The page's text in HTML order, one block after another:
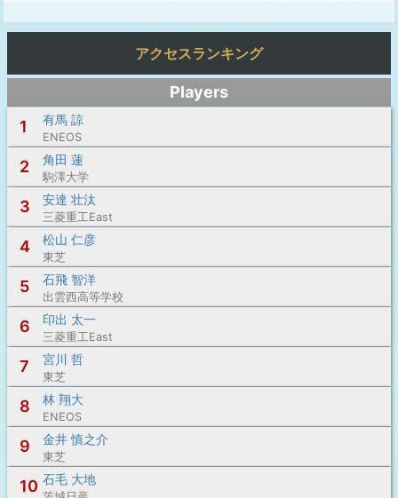
アクセスランキング
Players
1
有馬 諒
ENEOS
2 角田 蓮
駒澤大学
3 安達 壮汰
三菱重工East
4 松山 仁彦
東芝
5 石飛 智洋
出雲西高等学校
6 印出 太一
三菱重工East
7 宮川 哲
東芝
8 林 翔大
ENEOS
9 金井 慎之介
東芝
10 石毛 大地